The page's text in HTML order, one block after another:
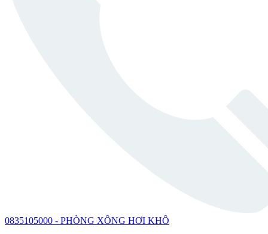
0835105000 - PHÒNG XÔNG HƠI KHÔ